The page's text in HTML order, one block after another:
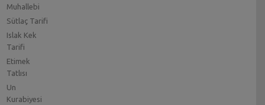
Muhallebi
Sütlaç Tarifi
Islak Kek
Tarifi
Etimek
Tatlısı
Un
Kurabiyesi